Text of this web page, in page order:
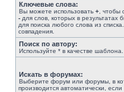
Ключевые слова:
Вы можете использовать + ,
- для слов, которых в
для поиска любого слова из
совпадения.
Поиск по автору:
Используйте * в качестве шаблона.
Искать в форумах:
Выберите форум или форумы, в
производится автоматически,